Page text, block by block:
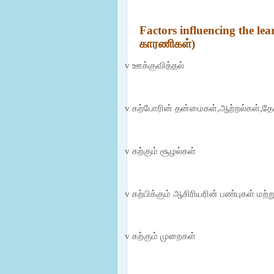
Factors influencing the
காரணிகள்)
v ஊக்குவித்தல்
v கற்போரின்
v கற்கும் சூழல்கள்
v கற்பிக்கும் ஆசிரியரின் பண்புகள்
v கற்கும் முறைகள்